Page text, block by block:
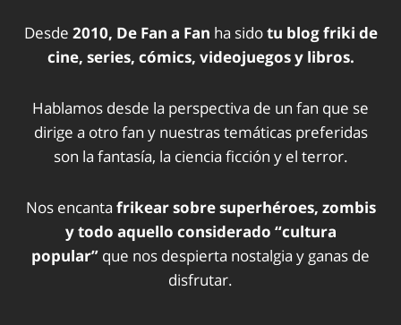
Desde 2010, De Fan a Fan ha sidotu blog friki de
cine, series, cómics, videojuegos y libros.
Hablamos desde la perspectiva de un fan que se
dirige a otro fan y nuestras temáticas preferidas
son la fantasía, la ciencia ficción y el terror.
Nos encanta frikear sobre superhéroes, zombis
y todo aquello considerado “cultura
popular” que nos despierta nostalgia y ganas de
disfrutar.